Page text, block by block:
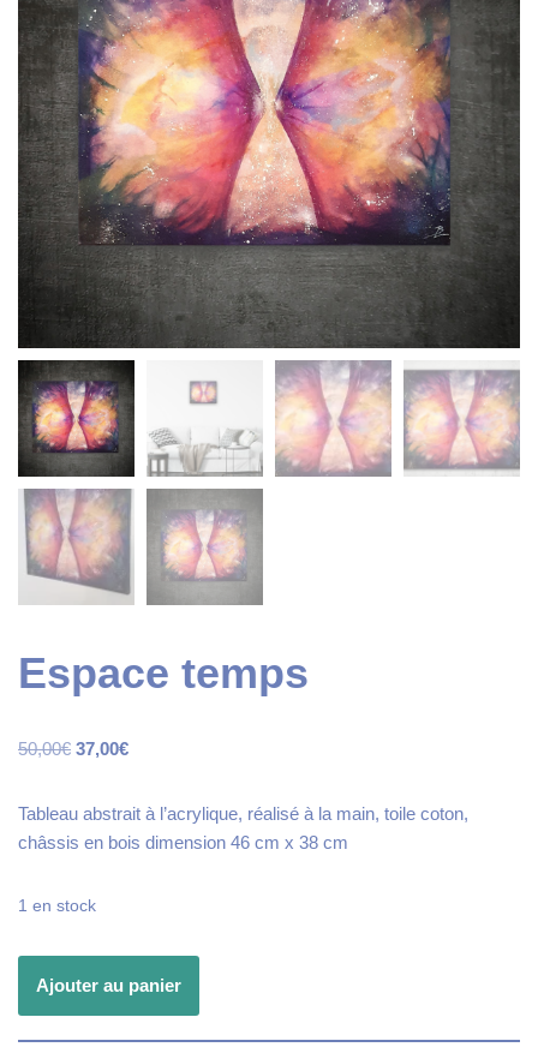
Espace temps
50,00€ 37,00€
Tableau abstrait à l’acrylique, réalisé à la main, toile coton,
châssis en bois dimension 46 cm x 38 cm
1 en stock
Ajouter au panier